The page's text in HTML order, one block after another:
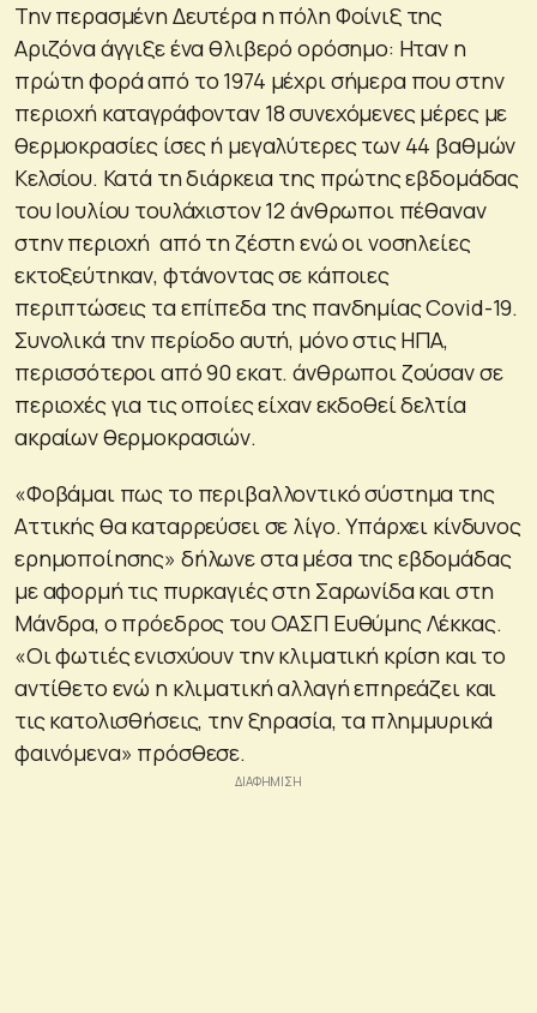
Την περασμένη Δευτέρα η πόλη Φοίνιξ της
Αριζόνα άγγιξε ένα θλιβερό ορόσημο: Ηταν η
πρώτη φορά από το 1974 μέχρι σήμερα που στην
περιοχή καταγράφονταν 18 συνεχόμενες μέρες με
θερμοκρασίες ίσες ή μεγαλύτερες των 44 βαθμών
Κελσίου. Κατά τη διάρκεια της πρώτης εβδομάδας
του Ιουλίου τουλάχιστον 12 άνθρωποι πέθαναν
στην περιοχή από τη ζέστη ενώ οι νοσηλείες
εκτοξεύτηκαν, φτάνοντας σε κάποιες
περιπτώσεις τα επίπεδα της πανδημίας Covid-19.
Συνολικά την περίοδο αυτή, μόνο στις ΗΠΑ,
περισσότεροι από 90 εκατ. άνθρωποι ζούσαν σε
περιοχές για τις οποίες είχαν εκδοθεί δελτία
ακραίων θερμοκρασιών.
«Φοβάμαι πως το περιβαλλοντικό σύστημα της
Αττικής θα καταρρεύσει σε λίγο. Υπάρχει κίνδυνος
ερημοποίησης» δήλωνε στα μέσα της εβδομάδας
με αφορμή τις πυρκαγιές στη Σαρωνίδα και στη
Μάνδρα, ο πρόεδρος του ΟΑΣΠ Ευθύμης Λέκκας.
«Οι φωτιές ενισχύουν την κλιματική κρίση και το
αντίθετο ενώ η κλιματική αλλαγή επηρεάζει και
τις κατολισθήσεις, την ξηρασία, τα πλημμυρικά
φαινόμενα» πρόσθεσε.